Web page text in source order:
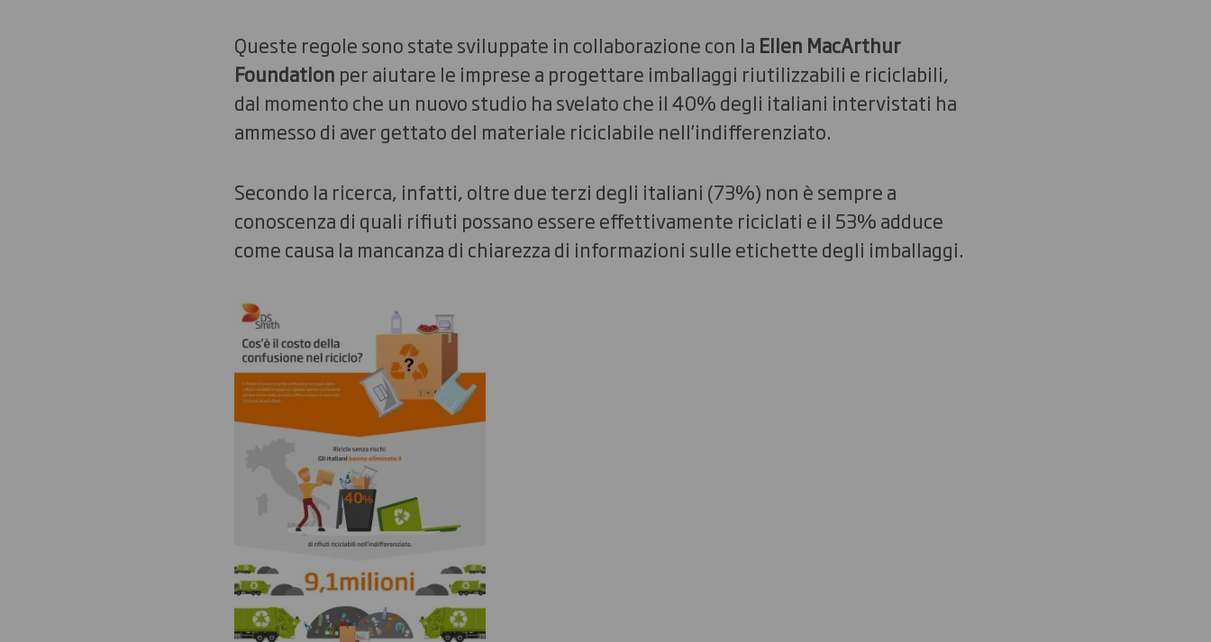
Queste regole sono state sviluppate in collaborazione con la Ellen MacArthur
Foundation per aiutare le imprese a progettare imballaggi riutilizzabili e riciclabili,
dal momento che un nuovo studio ha svelato che il 40% degli italiani intervistati ha
ammesso di aver gettato del materiale riciclabile nell’indifferenziato.
Secondo la ricerca, infatti, oltre due terzi degli italiani (73%) non è sempre a
conoscenza di quali rifiuti possano essere effettivamente riciclati e il 53% adduce
come causa la mancanza di chiarezza di informazioni sulle etichette degli imballaggi.